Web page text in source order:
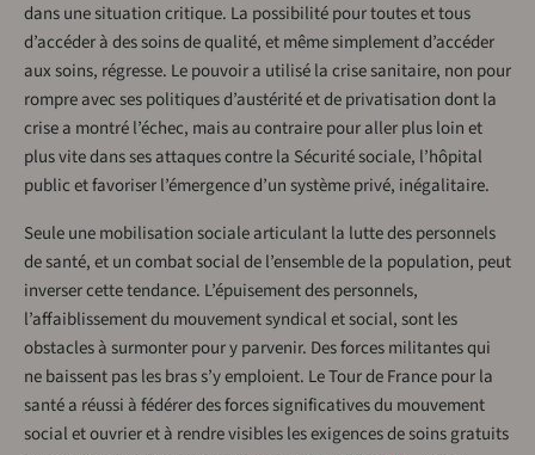
dans une situation critique. La possibilité pour toutes et tous
d’accéder à des soins de qualité, et même simplement d’accéder
aux soins, régresse. Le pouvoir a utilisé la crise sanitaire, non pour
rompre avec ses politiques d’austérité et de privatisation dont la
crise a montré l’échec, mais au contraire pour aller plus loin et
plus vite dans ses attaques contre la Sécurité sociale, l’hôpital
public et favoriser l’émergence d’un système privé, inégalitaire.
Seule une mobilisation sociale articulant la lutte des personnels
de santé, et un combat social de l’ensemble de la population, peut
inverser cette tendance. L’épuisement des personnels,
l’affaiblissement du mouvement syndical et social, sont les
obstacles à surmonter pour y parvenir. Des forces militantes qui
ne baissent pas les bras s’y emploient. Le Tour de France pour la
santé a réussi à fédérer des forces significatives du mouvement
social et ouvrier et à rendre visibles les exigences de soins gratuits